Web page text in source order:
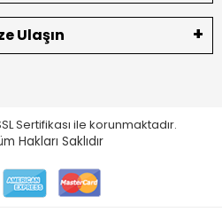
Ulaşın
Sertifikası ile korunmaktadır.
Hakları Saklıdır